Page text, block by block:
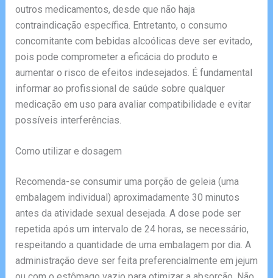
outros medicamentos, desde que não haja
contraindicação específica. Entretanto, o consumo
concomitante com bebidas alcoólicas deve ser evitado,
pois pode comprometer a eficácia do produto e
aumentar o risco de efeitos indesejados. É fundamental
informar ao profissional de saúde sobre qualquer
medicação em uso para avaliar compatibilidade e evitar
possíveis interferências.
Como utilizar e dosagem
Recomenda-se consumir uma porção de geleia (uma
embalagem individual) aproximadamente 30 minutos
antes da atividade sexual desejada. A dose pode ser
repetida após um intervalo de 24 horas, se necessário,
respeitando a quantidade de uma embalagem por dia. A
administração deve ser feita preferencialmente em jejum